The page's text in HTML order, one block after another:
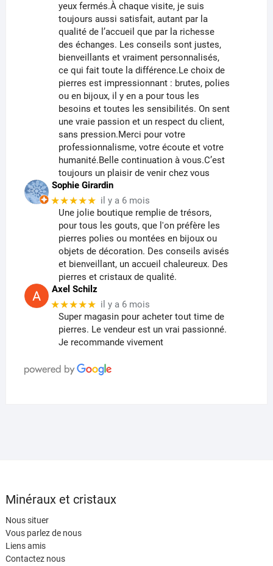
yeux fermés.À chaque visite, je suis
toujours aussi satisfait, autant par la
qualité de l’accueil que par la richesse
des échanges. Les conseils sont justes,
bienveillants et vraiment personnalisés,
ce qui fait toute la différence.Le choix de
pierres est impressionnant : brutes, polies
ou en bijoux, il y en a pour tous les
besoins et toutes les sensibilités. On sent
une vraie passion et un respect du client,
sans pression.Merci pour votre
professionnalisme, votre écoute et votre
humanité.Belle continuation à vous.C’est
toujours un plaisir de venir chez vous
Sophie Girardin
★★★★★ il y a 6 mois
Une jolie boutique remplie de trésors,
pour tous les gouts, que l'on préfère les
pierres polies ou montées en bijoux ou
objets de décoration. Des conseils avisés
et bienveillant, un accueil chaleureux. Des
pierres et cristaux de qualité.
Axel Schilz
★★★★★ il y a 6 mois
Super magasin pour acheter tout time de
pierres. Le vendeur est un vrai passionné.
Je recommande vivement
Minéraux et cristaux
Nous situer
Vous parlez de nous
Liens amis
Contactez nous